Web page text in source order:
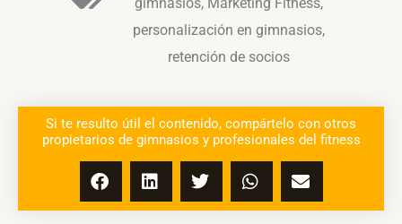
gimnasios, Marketing Fitness,
personalización en gimnasios,
retención de socios
Si te resulto útil el contenido, compártelo con otros
propietarios de gimnasios y profesionales del fitness